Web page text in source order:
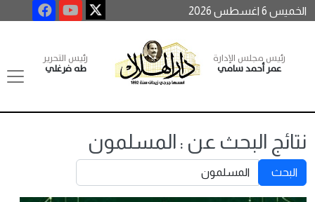
الخميس 6 اغسطس 2026
رئيس مجلس الإدارة
عمر أحمد سامي
رئيس التحرير
طه فرغلي
نتائج البحث عن : المسلمون